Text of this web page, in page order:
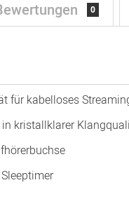
0
für kabelloses
kristallklarer